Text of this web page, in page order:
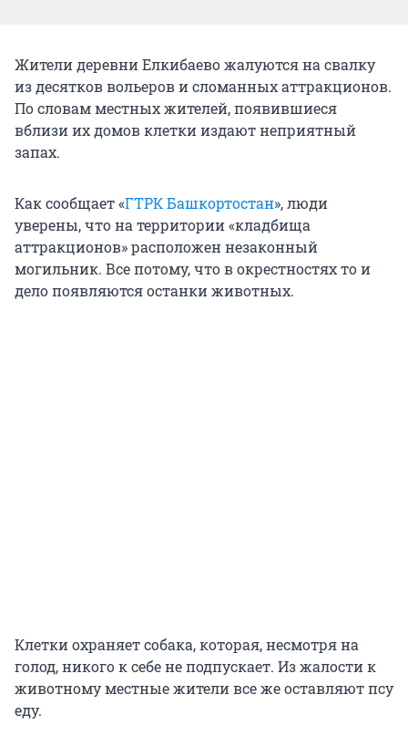
Жители деревни Елкибаево жалуются на свалку
из десятков вольеров и сломанных аттракционов.
По словам местных жителей, появившиеся
вблизи их домов клетки издают неприятный
запах.
Как сообщает «ГТРК Башкортостан», люди
уверены, что на территории «кладбища
аттракционов» расположен незаконный
могильник. Все потому, что в окрестностях то и
дело появляются останки животных.
Клетки охраняет собака, которая, несмотря на
голод, никого к себе не подпускает. Из жалости к
животному местные жители все же оставляют псу
еду.